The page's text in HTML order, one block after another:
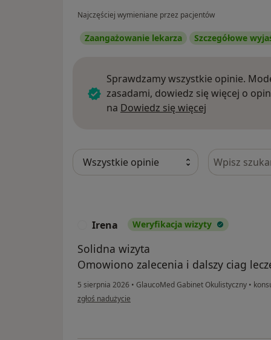
Najczęściej wymieniane przez pacjentów
Zaangażowanie lekarza Szczegółowe
Sprawdzamy wszystkie opinie.
zasadami, dowiedz się więcej o
na Dowiedz się więcej
Szukaj w
Irena Weryfikacja wizyty
Solidna wizyta
Omowiono zalecenia i dalszy ciag
5 sierpnia 2026 • GlaucoMed Gabinet Okulistyczny •
w opinii użytkownika Irena
zgłoś nadużycie